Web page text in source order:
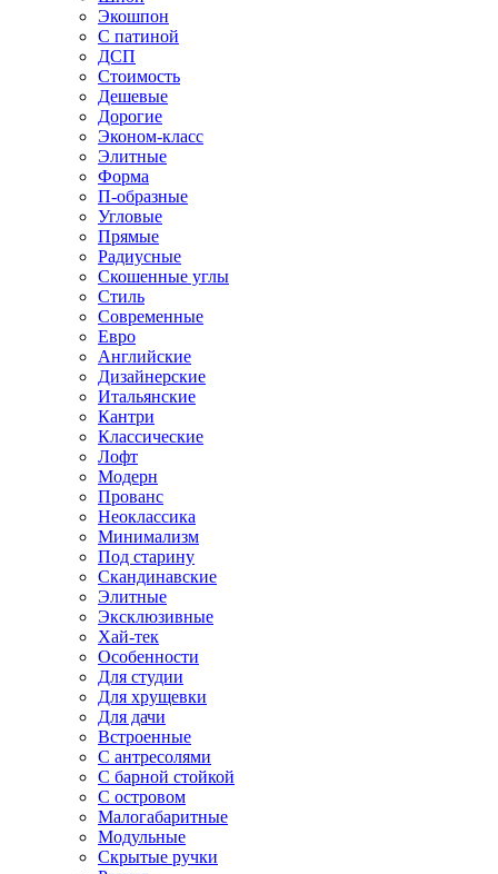
Экошпон
С патиной
ДСП
Стоимость
Дешевые
Дорогие
Эконом-класс
Элитные
Форма
П-образные
Угловые
Прямые
Радиусные
Скошенные углы
Стиль
Современные
Евро
Английские
Дизайнерские
Итальянские
Кантри
Классические
Лофт
Модерн
Прованс
Неоклассика
Минимализм
Под старину
Скандинавские
Элитные
Эксклюзивные
Хай-тек
Особенности
Для студии
Для хрущевки
Для дачи
Встроенные
С антресолями
С барной стойкой
С островом
Малогабаритные
Модульные
Скрытые ручки